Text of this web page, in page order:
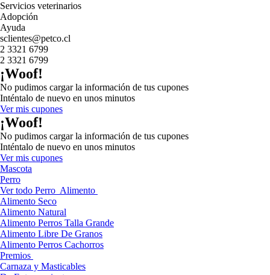
Servicios veterinarios
Adopción
Ayuda
sclientes@petco.cl
2 3321 6799
2 3321 6799
¡Woof!
No pudimos cargar la información de tus cupones
Inténtalo de nuevo en unos minutos
Ver mis cupones
¡Woof!
No pudimos cargar la información de tus cupones
Inténtalo de nuevo en unos minutos
Ver mis cupones
Mascota
Perro
Ver todo Perro Alimento
Alimento Seco
Alimento Natural
Alimento Perros Talla Grande
Alimento Libre De Granos
Alimento Perros Cachorros
Premios
Carnaza y Masticables